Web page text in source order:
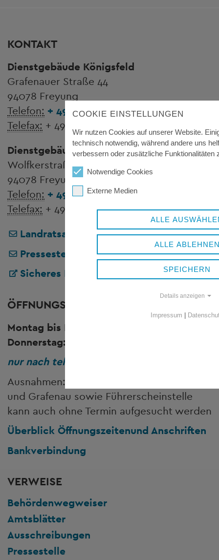
KONTAKT
Dienstgebäude Königsfeld
Grafenauer Straße 44
94078 Freyung
Telefon: + 49 8551 57-0
Telefax: + 49 8551 57-4507
Dienstgebäude Wolfstein
Wolfkerstraße 3
94078 Freyung
Telefon: + 49 8551 57-0
Telefax: + 49 8551 57-4506
Landratsamt Freyung-Grafenau
Pressestelle
Sicheres Kontaktformular
ÖFFNUNGSZEITEN
Montag bis Freitag:
Donnerstag:
nur nach telefonischer Vereinbarung!
Ausnahmen: Kfz-Zulassungsstellen Freyung
und Grafenau sowie Führerscheinstelle
kann auch ohne Termin aufgesucht werden
Überblick Öffnungszeitenund Anschriften
Bankverbindung
VERWEISE
Behördenwegweiser
Amtsblätter
Ausschreibungen
Pressestelle
COOKIE EINSTELLUNGEN
Wir nutzen Cookies auf unserer Website.
technisch notwendig, während andere uns
verbessern oder zusätzliche Funktionalitäten
Notwendige Cookies
Externe Medien
ALLE
ALLE
SPEICHERN
Details anzeigen
Impressum